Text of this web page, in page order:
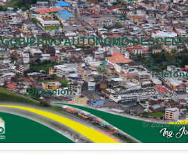
GOBIERNO AUTÓNOMO
Dirección:Tres de Marzo 1913 y
© 2026